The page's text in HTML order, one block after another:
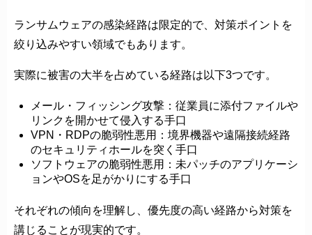
ランサムウェアの感染経路は限定的で、対策ポイントを
絞り込みやすい領域でもあります。
実際に被害の大半を占めている経路は以下3つです。
メール・フィッシング攻撃：従業員に添付ファイルや
リンクを開かせて侵入する手口
VPN・RDPの脆弱性悪用：境界機器や遠隔接続経路
のセキュリティホールを突く手口
ソフトウェアの脆弱性悪用：未パッチのアプリケーシ
ョンやOSを足がかりにする手口
それぞれの傾向を理解し、優先度の高い経路から対策を
講じることが現実的です。